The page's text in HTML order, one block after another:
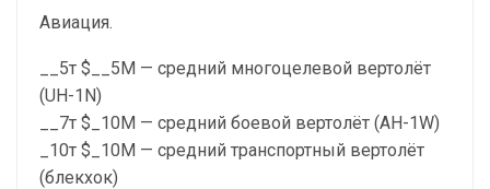
Авиация.
__5т $__5М — средний многоцелевой вертолёт
(UH-1N)
__7т $_10М — средний боевой вертолёт (AH-1W)
_10т $_10М — средний транспортный вертолёт
(блекхок)